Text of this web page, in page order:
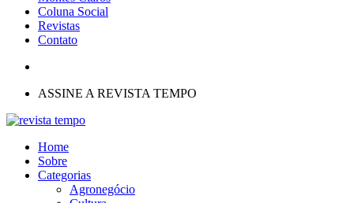
Coluna Social
Revistas
Contato
ASSINE A REVISTA TEMPO
Home
Sobre
Categorias
Agronegócio